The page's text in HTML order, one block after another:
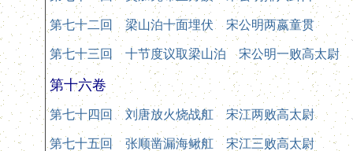
第七十二回 梁山泊十面埋伏 宋公明两嬴童贯
第七十三回 十节度议取梁山泊 宋公明一败高太尉
第十六卷
第七十四回 刘唐放火烧战舡 宋江两败高太尉
第七十五回 张顺凿漏海鳅舡 宋江三败高太尉